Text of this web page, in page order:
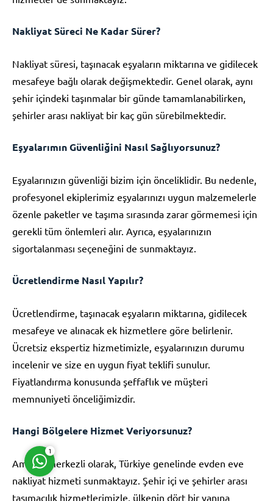
Nakliyat Süreci Ne Kadar Sürer?
Nakliyat süresi, taşınacak eşyaların miktarına ve gidilecek
mesafeye bağlı olarak değişmektedir. Genel olarak, aynı
şehir içindeki taşınmalar bir günde tamamlanabilirken,
şehirler arası nakliyat bir kaç gün sürebilmektedir.
Eşyalarımın Güvenliğini Nasıl Sağlıyorsunuz?
Eşyalarınızın güvenliği bizim için önceliklidir. Bu nedenle,
profesyonel ekiplerimiz eşyalarınızı uygun malzemelerle
özenle paketler ve taşıma sırasında zarar görmemesi için
gerekli tüm önlemleri alır. Ayrıca, eşyalarınızın
sigortalanması seçeneğini de sunmaktayız.
Ücretlendirme Nasıl Yapılır?
Ücretlendirme, taşınacak eşyaların miktarına, gidilecek
mesafeye ve alınacak ek hizmetlere göre belirlenir.
Ücretsiz ekspertiz hizmetimizle, eşyalarınızın durumu
incelenir ve size en uygun fiyat teklifi sunulur.
Fiyatlandırma konusunda şeffaflık ve müşteri
memnuniyeti önceliğimizdir.
Hangi Bölgelere Hizmet Veriyorsunuz?
Amasra merkezli olarak, Türkiye genelinde evden eve
nakliyat hizmeti sunmaktayız. Şehir içi ve şehirler arası
taşımacılık hizmetlerimizle, ülkenin dört bir yanına
Müşteri Temsilcisi
1